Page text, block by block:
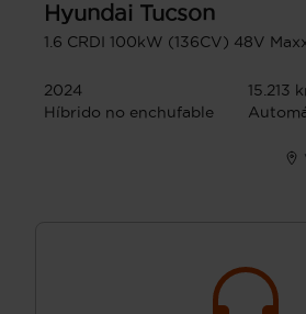
Hyundai Tucson
1.6 CRDI 100kW (136CV) 48V
2024
15.213
Híbrido no enchufable